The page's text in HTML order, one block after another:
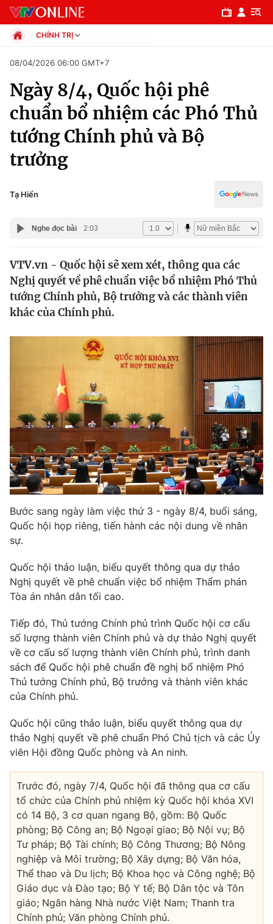
Chuyên mục
Chính trị
Xã hội
Pháp luật
Y tế
Thế giới
Tin tức
Thế giới đó đây
Câu chuyện quốc tế
Kinh tế
Góc doanh nghiệp
Dữ liệu và đời sống
Truyền hình
Hậu trường
Nhân vật
Khán giả
Giải sao mai
Điện ảnh
Âm nhạc
Sao
Đời sống
Du lịch
Làm đẹp
Chất lượng cuộc sống
Giáo dục
Học trực tuyến
Công nghệ
Hitech Công nghệ tương lai
Sản phẩm
Thị trường
Giao lưu trực tuyến
Lịch phát sóng
Chuyên mục khác
Emagazine Podcast
Photo Infographic
Video Shorts video
VTV Money VTV Thể thao
VTV Sức khoẻ Bất động sản
Thị trường 24h Tấm lòng Việt
VTV4 Vươn mình bằng AI
VTV9 VTV8
CHÍNH TRỊ
Xã hội
Pháp luật
Kinh tế
Thể thao
Truyền hình
Văn hóa - Giải trí
Y tế
08/04/2026 06:00 GMT+7
Ngày 8/4, Quốc hội phê
chuẩn bổ nhiệm các Phó Thủ
tướng Chính phủ và Bộ
trưởng
Tạ Hiển
Nghe đọc bài 2:03
VTV.vn - Quốc hội sẽ xem xét, thông qua các
Nghị quyết về phê chuẩn việc bổ nhiệm Phó Thủ
tướng Chính phủ, Bộ trưởng và các thành viên
khác của Chính phủ.
Bước sang ngày làm việc thứ 3 - ngày 8/4, buổi sáng,
Quốc hội họp riêng, tiến hành các nội dung về nhân
sự.
Quốc hội thảo luận, biểu quyết thông qua dự thảo
Nghị quyết về phê chuẩn việc bổ nhiệm Thẩm phán
Tòa án nhân dân tối cao.
Tiếp đó, Thủ tướng Chính phủ trình Quốc hội cơ cấu
số lượng thành viên Chính phủ và dự thảo Nghị quyết
về cơ cấu số lượng thành viên Chính phủ, trình danh
sách để Quốc hội phê chuẩn đề nghị bổ nhiệm Phó
Thủ tướng Chính phủ, Bộ trưởng và thành viên khác
của Chính phủ.
Quốc hội cũng thảo luận, biểu quyết thông qua dự
thảo Nghị quyết về phê chuẩn Phó Chủ tịch và các Ủy
viên Hội đồng Quốc phòng và An ninh.
Trước đó, ngày 7/4, Quốc hội đã thông qua cơ cấu
tổ chức của Chính phủ nhiệm kỳ Quốc hội khóa XVI
có 14 Bộ, 3 cơ quan ngang Bộ, gồm: Bộ Quốc
phòng; Bộ Công an; Bộ Ngoại giao; Bộ Nội vụ; Bộ
Tư pháp; Bộ Tài chính; Bộ Công Thương; Bộ Nông
nghiệp và Môi trường; Bộ Xây dựng; Bộ Văn hóa,
Thể thao và Du lịch; Bộ Khoa học và Công nghệ; Bộ
Giáo dục và Đào tạo; Bộ Y tế; Bộ Dân tộc và Tôn
giáo; Ngân hàng Nhà nước Việt Nam; Thanh tra
Chính phủ; Văn phòng Chính phủ.